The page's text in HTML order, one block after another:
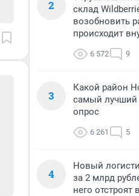
2
склад
возобновить
происходит
6 572 9
3
Какой район
самый
опрос
6 261 5
4
Новый
за 2 млрд
него отстроят